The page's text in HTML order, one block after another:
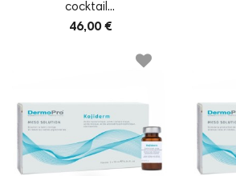
cocktail...
46,00 €